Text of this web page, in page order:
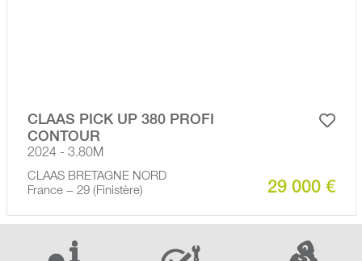
CLAAS PICK UP 380 PROFI
CONTOUR
2024 - 3.80M
CLAAS BRETAGNE NORD
France − 29 (Finistère)
29 000 €